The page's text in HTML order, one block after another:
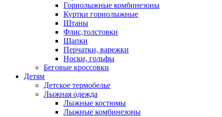
Горнолыжные комбинезоны
Куртки горнолыжные
Штаны
Флис,толстовки
Шапки
Перчатки, варежки
Носки, гольфы
Беговые кроссовки
Детям
Детское термобелье
Лыжная одежда
Лыжные костюмы
Лыжные комбинезоны